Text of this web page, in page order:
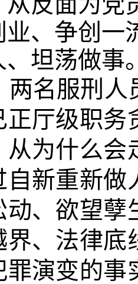
业、争创一
、坦荡做事
两名服刑人
正厅级职务
从为什么会
自新重新做
动、欲望孽
界、法律底
罪演变的事